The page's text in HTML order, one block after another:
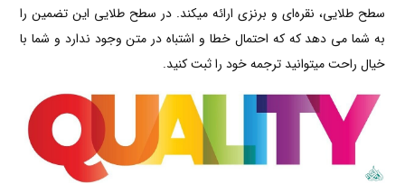
سطح طلایی، نقره‌ای و برنزی ارائه میکند. در سطح طلایی این تضمین را
به شما می دهد که که احتمال خطا و اشتباه در متن وجود ندارد و شما با
خیال راحت میتوانید ترجمه خود را ثبت کنید.